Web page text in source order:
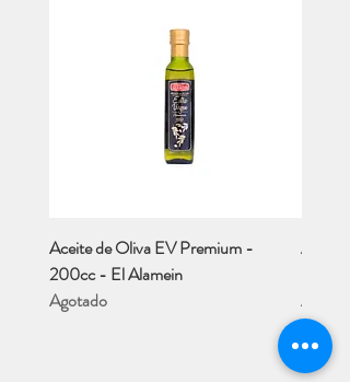
Aceite de Oliva EV Premium -
200cc - El Alamein
Agotado
Aceite
Agotado